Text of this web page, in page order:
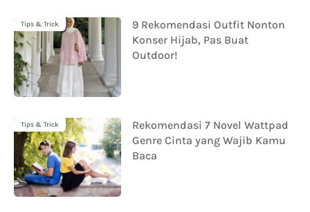
Tips & Trick
9 Rekomendasi Outfit Nonton
Konser Hijab, Pas Buat
Outdoor!
Tips & Trick
Rekomendasi 7 Novel Wattpad
Genre Cinta yang Wajib Kamu
Baca